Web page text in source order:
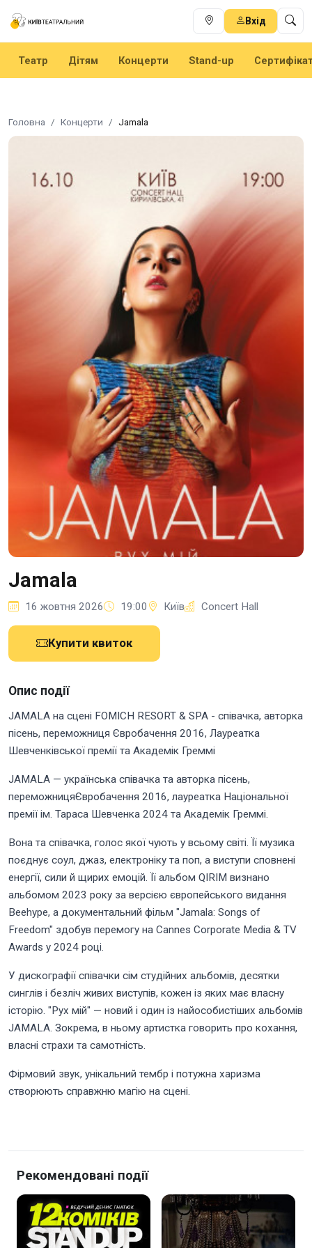
Вхід
Театр Дітям Концерти Stand-up
Головна Концерти Jamala
Jamala
16 жовтня 2026 19:00 Київ Concert Hall
Купити квиток
Опис події
JAMALA на сцені FOMICH RESORT & SPA - співачка, авторка
пісень, переможниця Євробачення 2016, Лауреатка
Шевченківської премії та Академік Греммі
JAMALA — українська співачка та авторка пісень,
переможницяЄвробачення 2016, лауреатка Національної
премії ім. Тараса Шевченка 2024 та Академік Греммі.
Вона та співачка, голос якої чують у всьому світі. Її музика
поєднує соул, джаз, електроніку та поп, а виступи сповнені
енергії, сили й щирих емоцій. Її альбом QIRIM визнано
альбомом 2023 року за версією європейського видання
Beehype, а документальний фільм "Jamala: Songs of
Freedom" здобув перемогу на Cannes Corporate Media & TV
Awards у 2024 році.
У дискографії співачки сім студійних альбомів, десятки
синглів і безліч живих виступів, кожен із яких має власну
історію. "Рух мій" — новий і один із найособистіших альбомів
JAMALA. Зокрема, в ньому артистка говорить про кохання,
власні страхи та самотність.
Фірмовий звук, унікальний тембр і потужна харизма
створюють справжню магію на сцені.
Рекомендовані події